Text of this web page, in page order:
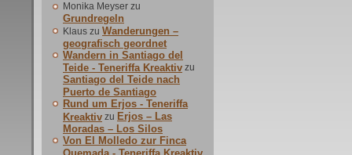
Monika Meyser zu
Grundregeln
Klaus zu Wanderungen –
geografisch geordnet
Wandern in Santiago del
Teide - Teneriffa Kreaktiv zu
Santiago del Teide nach
Puerto de Santiago
Rund um Erjos - Teneriffa
Kreaktiv zu Erjos – Las
Moradas – Los Silos
Von El Molledo zur Finca
Quemada - Teneriffa Kreaktiv